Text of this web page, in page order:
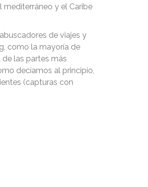
y el Caribe
de viajes y
como la mayoría de
las partes más
decíamos al principio,
(capturas con